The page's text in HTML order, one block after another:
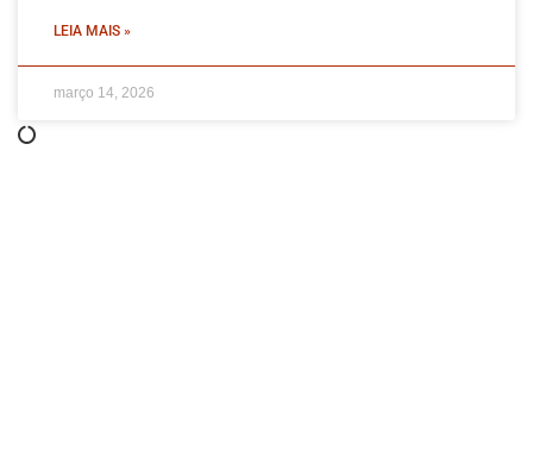
LEIA MAIS »
março 14, 2026